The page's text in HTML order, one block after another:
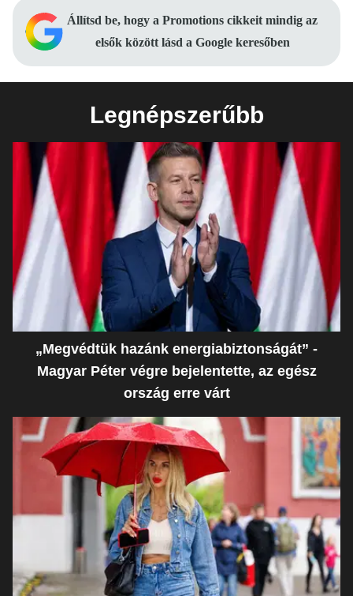
Állítsd be, hogy a Promotions cikkeit mindig az
elsők között lásd a Google keresőben
Legnépszerűbb
„Megvédtük hazánk energiabiztonságát” -
Magyar Péter végre bejelentette, az egész
ország erre várt